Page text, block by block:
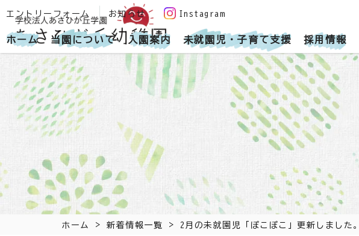
エントリーフォーム お知らせ Instagram
ホーム 当園について 入園案内 未就園児・子育て支援 採用情報
ホーム > 新着情報一覧 > 2月の未就園児「ぽこぽこ」更新しました。